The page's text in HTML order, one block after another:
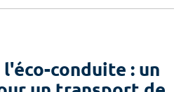
conduite : un